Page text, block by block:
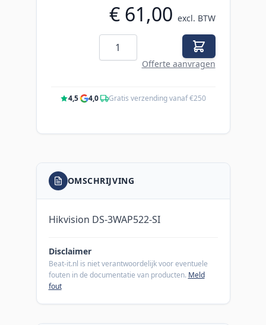
€ 61,00 excl. BTW
Aantal
Offerte aanvragen
4,5· 4,0· Gratis verzending vanaf €250
OMSCHRIJVING
Hikvision DS-3WAP522-SI
Disclaimer
Beat-it.nl is niet verantwoordelijk voor eventuele
fouten in de documentatie van producten. Meld
fout